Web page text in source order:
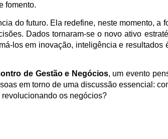
fomento.
do futuro. Ela redefine, neste momento, a
Dados tornaram-se o novo ativo
los em inovação, inteligência e resultados
de Gestão e Negócios, um evento
em torno de uma discussão essencial:
os negócios?